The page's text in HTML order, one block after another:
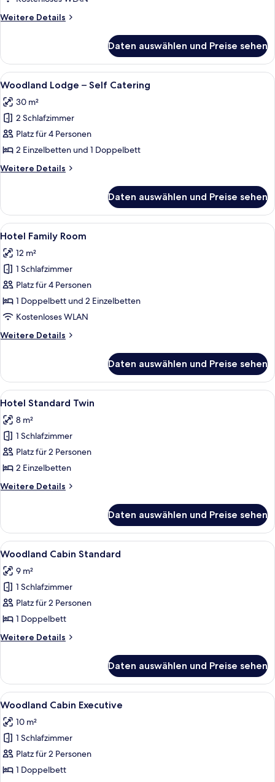
Weitere Details
Weitere
Executive
Room
Daten auswählen und Preise sehen
Alle
Fotos
für
Woodland
Lodge
–
Self
Catering
Eine Holzhütte mit einem
6
Woodland Lodge – Self Catering
30 m²
2 Schlafzimmer
Platz für 4 Personen
2 Einzelbetten und 1 Doppelbett
Weitere Details
Weitere
Lodge
Self
Daten auswählen und Preise sehen
Alle
Fotos
für
Hotel
Family
Room
anzeigen
Ein schlicht eingerichtetes
3
Hotel Family Room
12 m²
1 Schlafzimmer
Platz für 4 Personen
1 Doppelbett und 2 Einzelbetten
Kostenloses WLAN
Weitere Details
Weitere
Family
Room
Daten auswählen und Preise sehen
Alle
Fotos
für
Hotel
Standard
Twin
anzeigen
Ein Doppelbett mit weißer
2
Hotel Standard Twin
8 m²
1 Schlafzimmer
Platz für 2 Personen
2 Einzelbetten
Weitere Details
Weitere
Standard
Twin
Daten auswählen und Preise sehen
Alle
Fotos
für
Woodland
Cabin
Standard
anzeigen
Ein Hotelzimmer mit Bett,
3
Woodland Cabin Standard
9 m²
1 Schlafzimmer
Platz für 2 Personen
1 Doppelbett
Weitere Details
Weitere
Cabin
Standard
Daten auswählen und Preise sehen
Alle
Fotos
für
Woodland
Cabin
Executive
Ein Schlafzimmer mit
4
Woodland Cabin Executive
10 m²
1 Schlafzimmer
Platz für 2 Personen
1 Doppelbett